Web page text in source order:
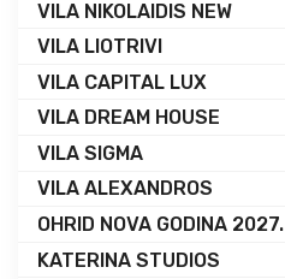
VILA NIKOLAIDIS NEW
VILA LIOTRIVI
VILA CAPITAL LUX
VILA DREAM HOUSE
VILA SIGMA
VILA ALEXANDROS
OHRID NOVA GODINA 2027.
KATERINA STUDIOS